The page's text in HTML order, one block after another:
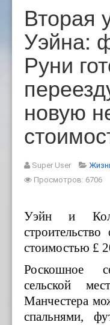
Вторая
Уэйна:
Руни
новую
Super User
Просмотров: 6706
Уэйн и
стоимостью £
Роскошное
сельской
Манчестера
спальнями,